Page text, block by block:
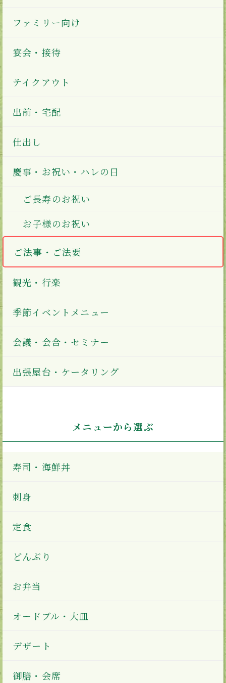
ファミリー向け
宴会・接待
テイクアウト
出前・宅配
仕出し
慶事・お祝い・ハレの日
ご長寿のお祝い
お子様のお祝い
ご法事・ご法要
観光・行楽
季節イベントメニュー
会議・会合・セミナー
出張屋台・ケータリング
メニューから選ぶ
寿司・海鮮丼
刺身
定食
どんぶり
お弁当
オードブル・大皿
デザート
御膳・会席